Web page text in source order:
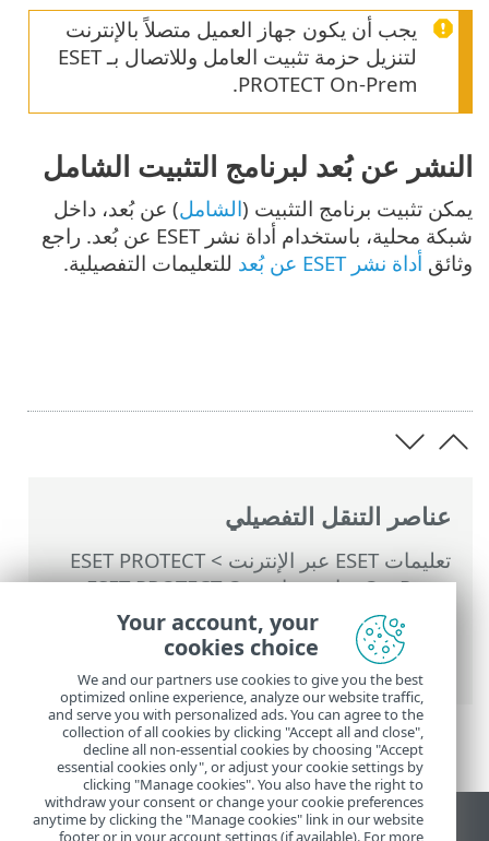
عناصر التنقل التفصيلي
تعليمات ESET عبر الإنترنت >
ESET PROTECT
On-Prem
>
استخدام ‎ESET PROTECT On-
>
موفرات ESET PROTECT On-Prem
للخدمات المدارة>عملية النشر لـ MSP
العامل عن بُعد
يجب أن يكون جهاز العميل متصلاً بالإنترنت
لتنزيل حزمة تثبيت العامل وللاتصال بـ ESET
PROTECT On-Prem.
النشر عن بُعد لبرنامج التثبيت الشامل
يمكن تثبيت برنامج التثبيت (الشامل) عن بُعد، داخل
شبكة محلية، باستخدام أداة نشر ESET عن بُعد. راجع
وثائق أداة نشر ESET عن بُعد للتعليمات التفصيلية.
Your account, your
cookies choice
We and our partners use cookies to give you the best
optimized online experience, analyze our website traffic,
and serve you with personalized ads. You can agree to the
collection of all cookies by clicking "Accept all and close",
decline all non-essential cookies by choosing "Accept
essential cookies only", or adjust your cookie settings by
clicking "Manage cookies". You also have the right to
withdraw your consent or change your cookie preferences
anytime by clicking the "Manage cookies" link in our website
footer or in your account settings (if available). For more